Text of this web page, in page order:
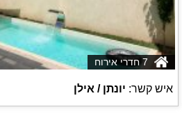
איש קשר: יונתן / אילן